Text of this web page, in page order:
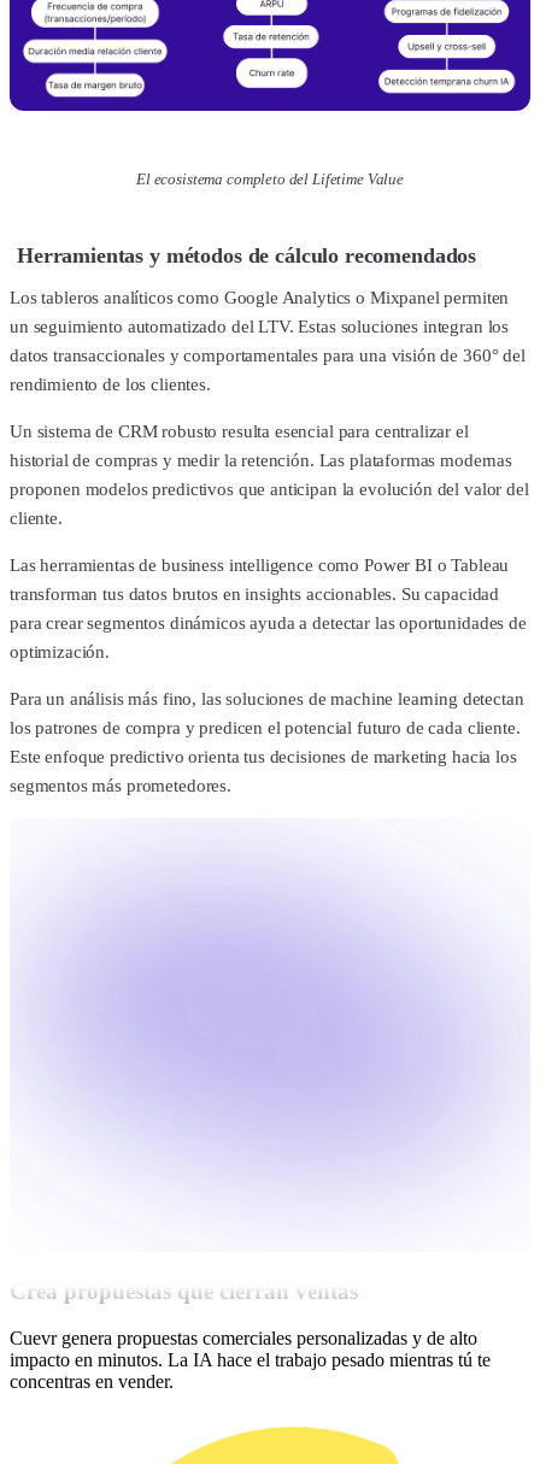
El ecosistema completo del Lifetime Value
Herramientas y métodos de cálculo recomendados
Los tableros analíticos como Google Analytics o Mixpanel permiten
un seguimiento automatizado del LTV. Estas soluciones integran los
datos transaccionales y comportamentales para una visión de 360° del
rendimiento de los clientes.
Un sistema de CRM robusto resulta esencial para centralizar el
historial de compras y medir la retención. Las plataformas modernas
proponen modelos predictivos que anticipan la evolución del valor del
cliente.
Las herramientas de business intelligence como Power BI o Tableau
transforman tus datos brutos en insights accionables. Su capacidad
para crear segmentos dinámicos ayuda a detectar las oportunidades de
optimización.
Para un análisis más fino, las soluciones de machine learning detectan
los patrones de compra y predicen el potencial futuro de cada cliente.
Este enfoque predictivo orienta tus decisiones de marketing hacia los
segmentos más prometedores.
Crea propuestas que cierran ventas
Cuevr genera propuestas comerciales personalizadas y de alto
impacto en minutos. La IA hace el trabajo pesado mientras tú te
concentras en vender.